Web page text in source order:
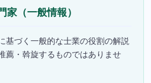
家（一般情報）
基づく一般的な士業の役割の解説
薦・斡旋するものではありませ